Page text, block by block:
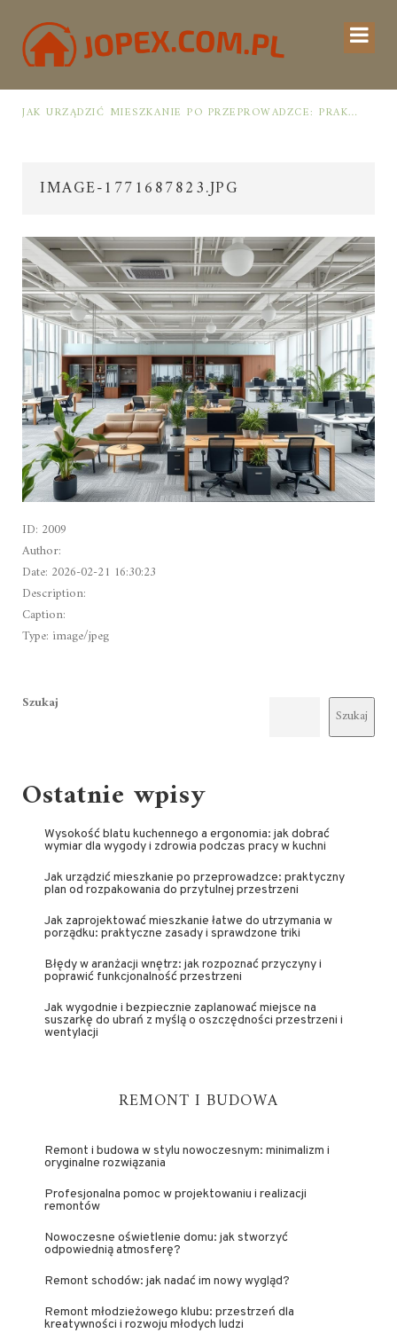
JAK URZĄDZIĆ MIESZKANIE PO PRZEPROWADZCE: PRAKTYCZNY PLAN OD ROZPAKOWANIA DO PRZYTULNEJ PRZESTRZENI
IMAGE-1771687823.JPG
ID: 2009
Author:
Date: 2026-02-21 16:30:23
Description:
Caption:
Type: image/jpeg
Szukaj
Szukaj
Ostatnie wpisy
Wysokość blatu kuchennego a ergonomia: jak dobrać
wymiar dla wygody i zdrowia podczas pracy w kuchni
Jak urządzić mieszkanie po przeprowadzce: praktyczny
plan od rozpakowania do przytulnej przestrzeni
Jak zaprojektować mieszkanie łatwe do utrzymania w
porządku: praktyczne zasady i sprawdzone triki
Błędy w aranżacji wnętrz: jak rozpoznać przyczyny i
poprawić funkcjonalność przestrzeni
Jak wygodnie i bezpiecznie zaplanować miejsce na
suszarkę do ubrań z myślą o oszczędności przestrzeni i
wentylacji
REMONT I BUDOWA
Remont i budowa w stylu nowoczesnym: minimalizm i
oryginalne rozwiązania
Profesjonalna pomoc w projektowaniu i realizacji
remontów
Nowoczesne oświetlenie domu: jak stworzyć
odpowiednią atmosferę?
Remont schodów: jak nadać im nowy wygląd?
Remont młodzieżowego klubu: przestrzeń dla
kreatywności i rozwoju młodych ludzi